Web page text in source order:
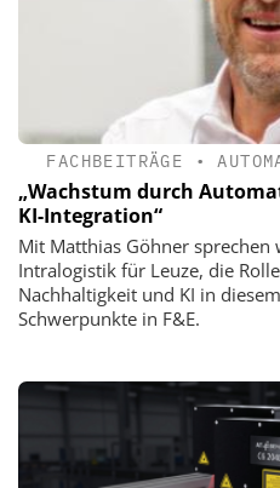
FACHBEITRÄGE •
„Wachstum durch
KI-Integration“
Mit Matthias Göhner
Intralogistik für Leuze, die
Nachhaltigkeit und KI in
Schwerpunkte in F&E.